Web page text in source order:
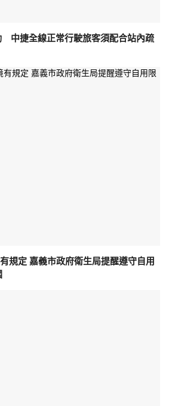
中捷全線正常行駛旅客須配合站內疏
規定 嘉義市政府衛生局提醒遵守自用